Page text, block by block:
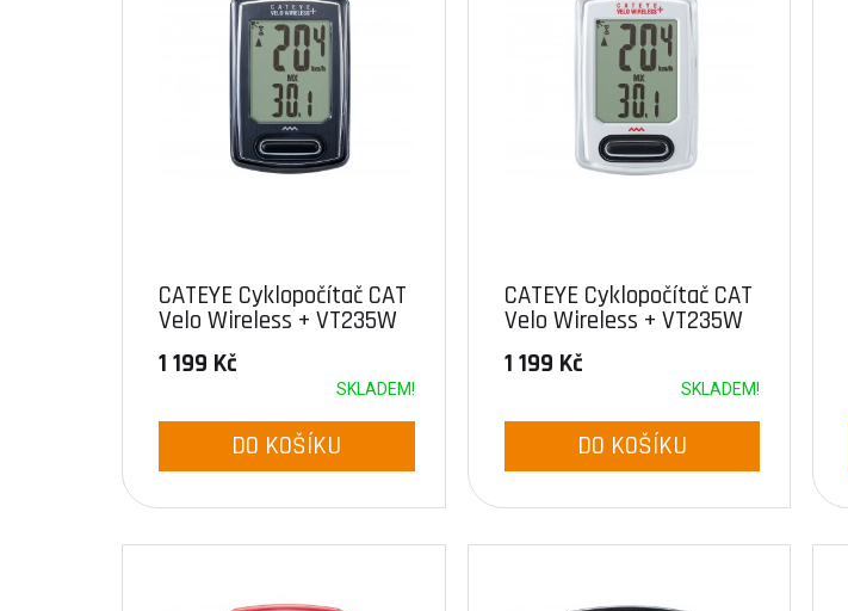
CATEYE Cyklopočítač CAT
Velo Wireless + VT235W
1 199 Kč
SKLADEM!
DO KOŠÍKU
CATEYE Cyklopočítač CAT
Velo Wireless + VT235W
1 199 Kč
SKLADEM!
DO KOŠÍKU